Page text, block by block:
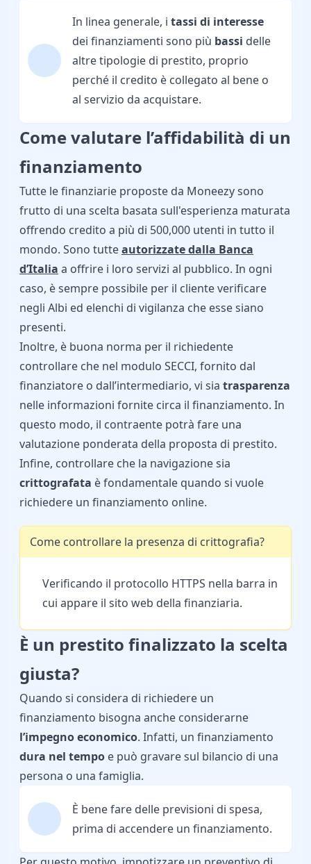
In linea generale, i tassi di interesse
dei finanziamenti sono più bassi delle
altre tipologie di prestito, proprio
perché il credito è collegato al bene o
al servizio da acquistare.
Come valutare l’affidabilità di un
finanziamento
Tutte le finanziarie proposte da Moneezy sono
frutto di una scelta basata sull'esperienza maturata
offrendo credito a più di 500,000 utenti in tutto il
mondo. Sono tutteautorizzate dalla Banca
d’Italia a offrire i loro servizi al pubblico. In ogni
caso, è sempre possibile per il cliente verificare
negli Albi ed elenchi di vigilanza che esse siano
presenti.
Inoltre, è buona norma per il richiedente
controllare che nel modulo SECCI, fornito dal
finanziatore o dall’intermediario, vi sia trasparenza
nelle informazioni fornite circa il finanziamento. In
questo modo, il contraente potrà fare una
valutazione ponderata della proposta di prestito.
Infine, controllare che la navigazione sia
crittografata è fondamentale quando si vuole
richiedere un finanziamento online.
Come controllare la presenza di crittografia?
Verificando il protocollo HTTPS nella barra in
cui appare il sito web della finanziaria.
È un prestito finalizzato la scelta
giusta?
Quando si considera di richiedere un
finanziamento bisogna anche considerarne
l’impegno economico. Infatti, un finanziamento
dura nel tempo e può gravare sul bilancio di una
persona o una famiglia.
È bene fare delle previsioni di spesa,
prima di accendere un finanziamento.